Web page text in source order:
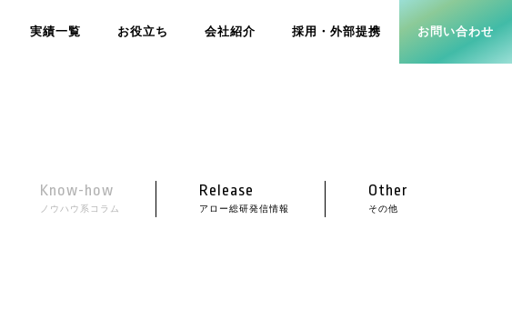
実績一覧 お役立ち 会社紹介 採用・外部提携 お問い合わせ
Know-how
ノウハウ系コラム
Release
アロー総研発信情報
Other
その他